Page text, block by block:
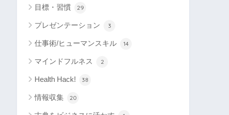
目標・習慣 29
プレゼンテーション 3
仕事術/ヒューマンスキル 14
マインドフルネス 2
Health Hack! 38
情報収集 20